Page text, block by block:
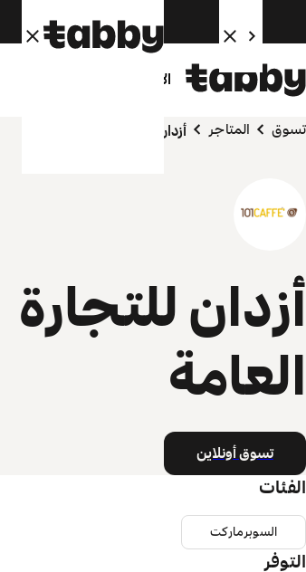
الأفراد
تسوق المتاجر أزدان للتجارة العامة
أزدان للتجارة
العامة
تسوق أونلاين
الفئات
السوبرماركت
التوفر